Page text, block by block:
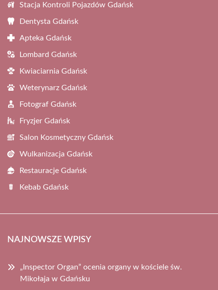
Stacja Kontroli Pojazdów Gdańsk
Dentysta Gdańsk
Apteka Gdańsk
Lombard Gdańsk
Kwiaciarnia Gdańsk
Weterynarz Gdańsk
Fotograf Gdańsk
Fryzjer Gdańsk
Salon Kosmetyczny Gdańsk
Wulkanizacja Gdańsk
Restauracje Gdańsk
Kebab Gdańsk
NAJNOWSZE WPISY
„Inspector Organ” ocenia organy w kościele św.
Mikołaja w Gdańsku